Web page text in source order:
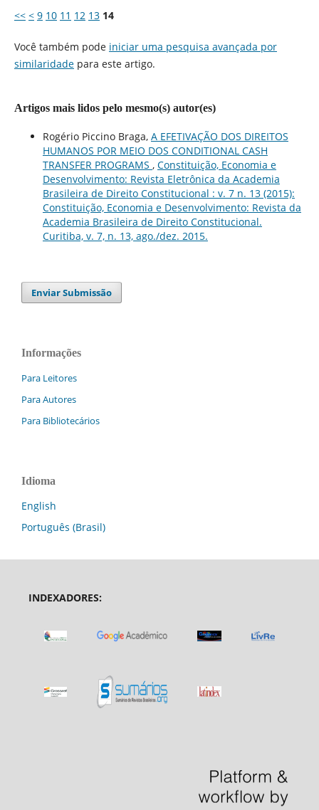
<< < 9 10 11 12 13 14
Você também pode iniciar uma pesquisa avançada por
similaridadepara este artigo.
Artigos mais lidos pelo mesmo(s) autor(es)
Rogério Piccino Braga, A EFETIVAÇÃO DOS DIREITOS
HUMANOS POR MEIO DOS CONDITIONAL CASH
TRANSFER PROGRAMS , Constituição, Economia e
Desenvolvimento: Revista Eletrônica da Academia
Brasileira de Direito Constitucional : v. 7 n. 13 (2015):
Constituição, Economia e Desenvolvimento: Revista da
Academia Brasileira de Direito Constitucional.
Curitiba, v. 7, n. 13, ago./dez. 2015.
Enviar Submissão
Informações
Para Leitores
Para Autores
Para Bibliotecários
Idioma
English
Português (Brasil)
INDEXADORES: